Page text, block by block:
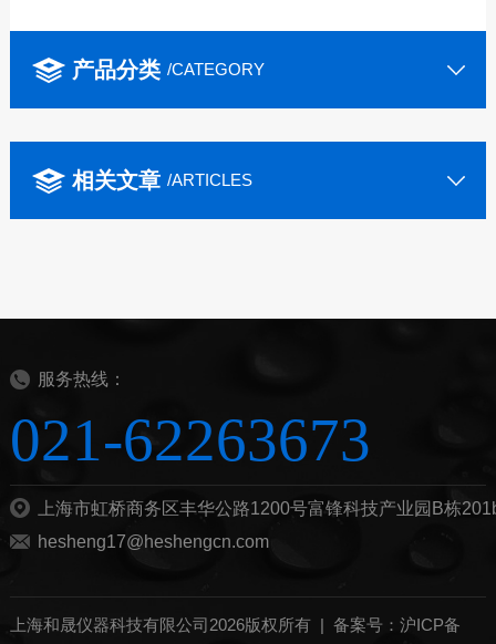
产品分类 /CATEGORY
相关文章 /ARTICLES
服务热线：
021-62263673
上海市虹桥商务区丰华公路1200号富锋科技产业园B栋
hesheng17@heshengcn.com
上海和晟仪器科技有限公司2026版权所有 | 备案号：沪ICP备